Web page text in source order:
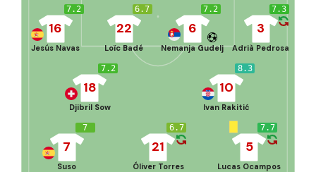
7.3
3
Adrià Pedrosa
7.2
6
Nemanja Gudelj
6.7
22
Loïc Badé
7.2
16
Jesús Navas
8.3
10
Ivan Rakitić
7.2
18
Djibril Sow
7.7
5
Lucas Ocampos
6.7
21
Óliver Torres
7
7
Suso